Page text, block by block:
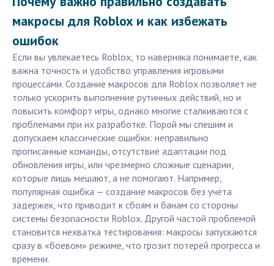
макросы для Roblox и как избежать
ошибок
Если вы увлекаетесь Roblox, то наверняка понимаете, как
важна точность и удобство управления игровыми
процессами. Создание макросов для Roblox позволяет не
только ускорить выполнение рутинных действий, но и
повысить комфорт игры, однако многие сталкиваются с
проблемами при их разработке. Порой мы спешим и
допускаем классические ошибки: неправильно
прописанные команды, отсутствие адаптации под
обновления игры, или чрезмерно сложные сценарии,
которые лишь мешают, а не помогают. Например,
популярная ошибка — создание макросов без учёта
задержек, что приводит к сбоям и банам со стороны
системы безопасности Roblox. Другой частой проблемой
становится нехватка тестирования: макросы запускаются
сразу в «боевом» режиме, что грозит потерей прогресса и
времени.